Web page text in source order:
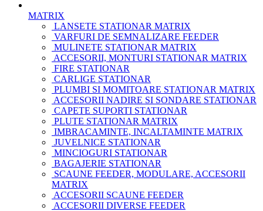
MATRIX
LANSETE STATIONAR MATRIX
VARFURI DE SEMNALIZARE FEEDER
MULINETE STATIONAR MATRIX
ACCESORII, MONTURI STATIONAR MATRIX
FIRE STATIONAR
CARLIGE STATIONAR
PLUMBI SI MOMITOARE STATIONAR MATRIX
ACCESORII NADIRE SI SONDARE STATIONAR
CAPETE SUPORTI STATIONAR
PLUTE STATIONAR MATRIX
IMBRACAMINTE, INCALTAMINTE MATRIX
JUVELNICE STATIONAR
MINCIOGURI STATIONAR
BAGAJERIE STATIONAR
SCAUNE FEEDER, MODULARE, ACCESORII
MATRIX
ACCESORII SCAUNE FEEDER
ACCESORII DIVERSE FEEDER